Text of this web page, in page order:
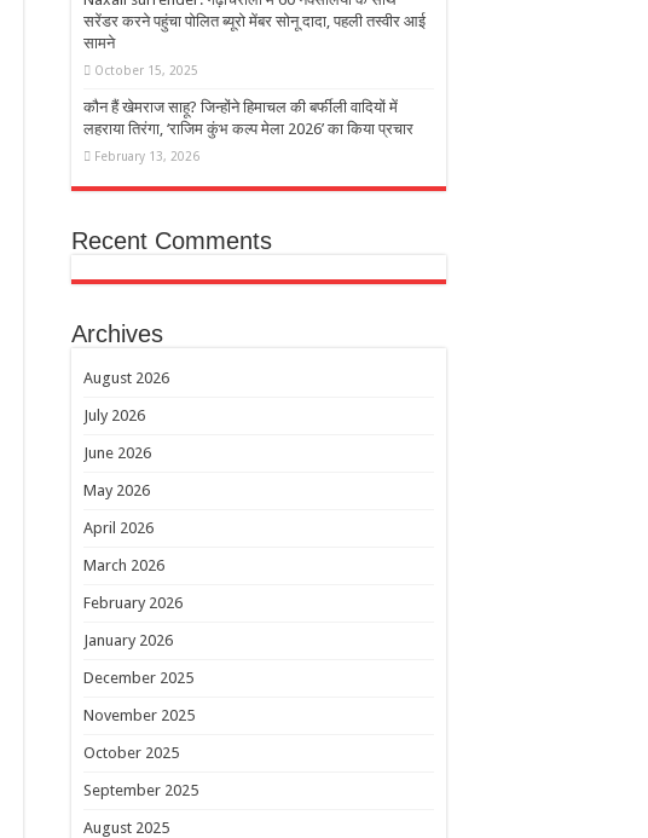
सरेंडर करने पहुंचा पोलित ब्यूरो मेंबर सोनू दादा, पहली तस्वीर आई
सामने
October 15, 2025
कौन हैं खेमराज साहू? जिन्होंने हिमाचल की बर्फीली वादियों में
लहराया तिरंगा, ‘राजिम कुंभ कल्प मेला 2026’ का किया प्रचार
February 13, 2026
Recent Comments
Archives
August 2026
July 2026
June 2026
May 2026
April 2026
March 2026
February 2026
January 2026
December 2025
November 2025
October 2025
September 2025
August 2025